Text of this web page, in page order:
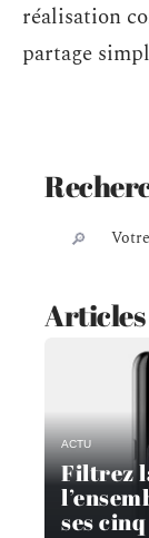
réalisation
partage
ACTU
Filtrez
ses